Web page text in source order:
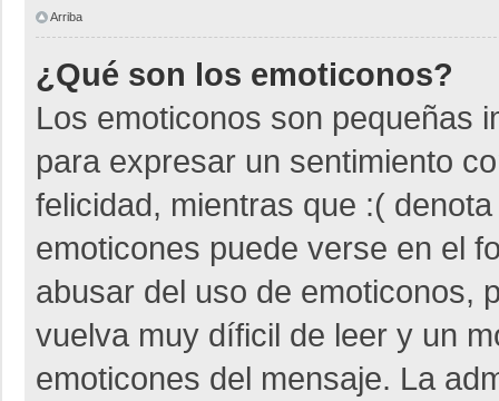
Arriba
¿Qué son los emoticonos?
Los emoticonos son pequeñas
para expresar un sentimiento
felicidad, mientras que :(
emoticones puede verse en el
abusar del uso de emoticonos,
vuelva muy díficil de leer y un
emoticones del mensaje. La